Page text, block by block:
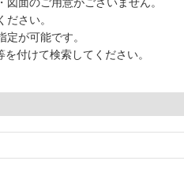
さい。
が可能です。
付けて検索してください。